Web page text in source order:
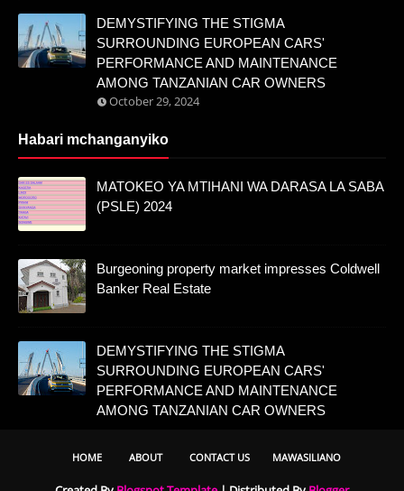
DEMYSTIFYING THE STIGMA
SURROUNDING EUROPEAN CARS'
PERFORMANCE AND MAINTENANCE
AMONG TANZANIAN CAR OWNERS
October 29, 2024
Habari mchanganyiko
MATOKEO YA MTIHANI WA DARASA LA SABA
(PSLE) 2024
Burgeoning property market impresses Coldwell
Banker Real Estate
DEMYSTIFYING THE STIGMA
SURROUNDING EUROPEAN CARS'
PERFORMANCE AND MAINTENANCE
AMONG TANZANIAN CAR OWNERS
HOME ABOUT CONTACT US MAWASILIANO